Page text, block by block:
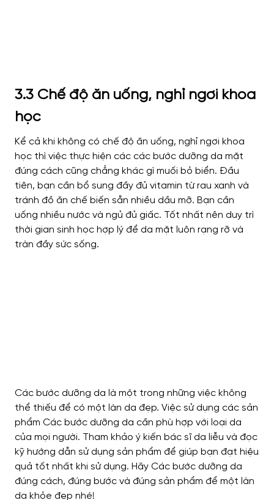
3.3 Chế độ ăn uống, nghỉ ngơi khoa
học
Kể cả khi không có chế độ ăn uống, nghỉ ngơi khoa
học thì việc thực hiện các các bước dưỡng da mặt
đúng cách cũng chẳng khác gì muối bỏ biển. Đầu
tiên, bạn cần bổ sung đầy đủ vitamin từ rau xanh và
tránh đồ ăn chế biến sẵn nhiều dầu mỡ. Bạn cần
uống nhiều nước và ngủ đủ giấc. Tốt nhất nên duy trì
thời gian sinh học hợp lý để da mặt luôn rạng rỡ và
tràn đầy sức sống.
Các bước dưỡng da là một trong những việc không
thể thiếu để có một làn da đẹp. Việc sử dụng các sản
phẩm Các bước dưỡng da cần phù hợp với loại da
của mọi người. Tham khảo ý kiến ​​bác sĩ da liễu và đọc
kỹ hướng dẫn sử dụng sản phẩm để giúp bạn đạt hiệu
quả tốt nhất khi sử dụng. Hãy Các bước dưỡng da
đúng cách, đúng bước và đúng sản phẩm để một làn
da khỏe đẹp nhé!